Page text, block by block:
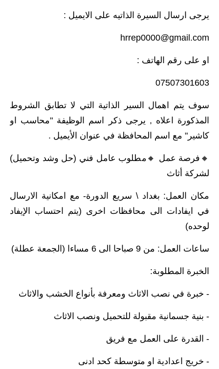
يرجى ارسال السيرة الذاتيه على الايميل :
hrrep0000@gmail.com
او على رقم الهاتف :
07507301603
سوف يتم اهمال السير الذاتية التي لا تطابق الشروط
المذكورة اعلاه , يرجى ذكر اسم الوظيفة "محاسب او
كاشير" مع اسم المحافظة في عنوان الأيميل .
🔸️فرصة عمل 🔸️مطلوب عامل فني (حل وشد وتحميل)
لشركة أثاث
مكان العمل: بغداد \ سريع الدورة- مع امكانية الارسال
في ايفادات الى محافظات اخرى (يتم احتساب الإيفاد
لوحده)
ساعات العمل: من 9 صباحا الى 6 مساءا (الجمعة عطلة)
الخبرة المطلوبة:
- خبرة في نصب الاثاث ومعرفة بأنواع الخشب والاثاث
- بنية جسمانية مقبولة للتحميل ونصب الاثاث
- القدرة على العمل مع فريق
- خريج اعدادية او متوسطة كحد ادنى